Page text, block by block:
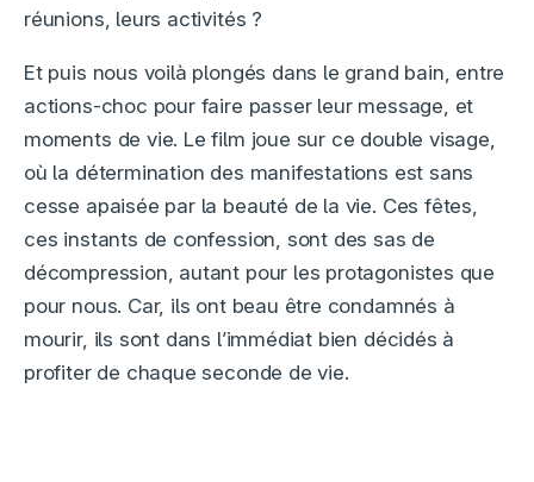
réunions, leurs activités ?
Et puis nous voilà plongés dans le grand bain, entre
actions-choc pour faire passer leur message, et
moments de vie. Le film joue sur ce double visage,
où la détermination des manifestations est sans
cesse apaisée par la beauté de la vie. Ces fêtes,
ces instants de confession, sont des sas de
décompression, autant pour les protagonistes que
pour nous. Car, ils ont beau être condamnés à
mourir, ils sont dans l’immédiat bien décidés à
profiter de chaque seconde de vie.